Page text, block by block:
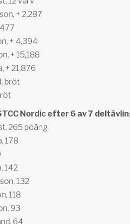
+ 2,287
+ 4,394
+ 15,188
+ 21,876
bröt
Nordic efter 6 av 7
265 poäng
178
142
132
118
93
64